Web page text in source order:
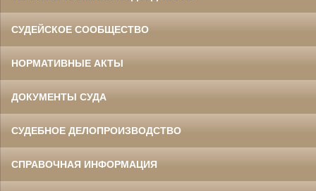
СУДЕЙСКОЕ СООБЩЕСТВО
НОРМАТИВНЫЕ АКТЫ
ДОКУМЕНТЫ СУДА
СУДЕБНОЕ ДЕЛОПРОИЗВОДСТВО
СПРАВОЧНАЯ ИНФОРМАЦИЯ